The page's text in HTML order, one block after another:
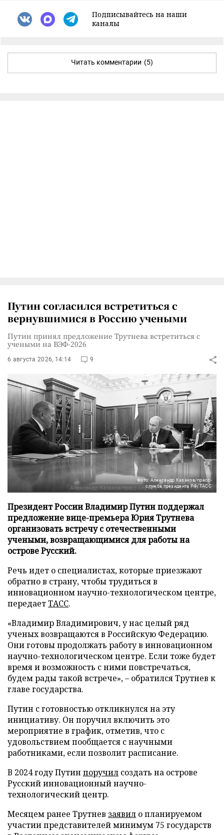
Подписывайтесь на наши
каналы
Читать комментарии (5)
Путин согласился встретиться с
вернувшимися в Россию учеными
Путин принял предложение Трутнева встретиться с
учеными на ВЭФ-2026
6 августа 2026, 14:14 9
Фото: Александр Казаков/пресс-
служба президента РФ/ТАСС
Президент России Владимир Путин поддержал
предложение вице-премьера Юрия Трутнева
организовать встречу с отечественными
учеными, возвращающимися для работы на
острове Русский.
Речь идет о специалистах, которые приезжают
обратно в страну, чтобы трудиться в
инновационном научно-технологическом центре,
передаетТАСС.
«Владимир Владимирович, у нас целый ряд
ученых возвращаются в Российскую Федерацию.
Они готовы продолжать работу в инновационном
научно-технологическом центре. Если тоже будет
время и возможность с ними повстречаться,
будем рады такой встрече», – обратился Трутнев к
главе государства.
Путин с готовностью откликнулся на эту
инициативу. Он поручил включить это
мероприятие в график, отметив, что с
удовольствием пообщается с научными
работниками, если позволит расписание.
В 2024 году Путин поручил создать на острове
Русский инновационный научно-
технологический центр.
Месяцем ранее Трутнев заявил о планируемом
участии представителей минимум 75 государств